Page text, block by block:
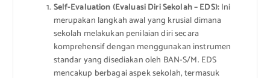
Self-Evaluation (Evaluasi Diri Sekolah – EDS):Ini
merupakan langkah awal yang krusial dimana
sekolah melakukan penilaian diri secara
komprehensif dengan menggunakan instrumen
standar yang disediakan oleh BAN-S/M. EDS
mencakup berbagai aspek sekolah, termasuk